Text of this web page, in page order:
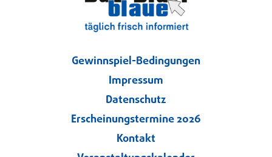
Gewinnspiel-Bedingungen
Impressum
Datenschutz
Erscheinungstermine 2026
Kontakt